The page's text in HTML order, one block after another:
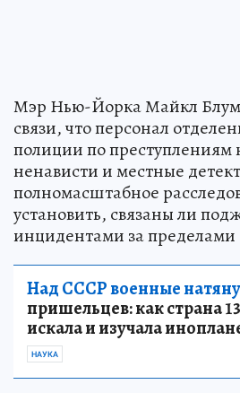
Мэр Нью-Йорка Майкл
связи, что персонал
полиции по преступлениям
ненависти и местные
полномасштабное
установить, связаны ли
инцидентами за
Над СССР военные
пришельцев: как страна
искала и изучала
НАУКА